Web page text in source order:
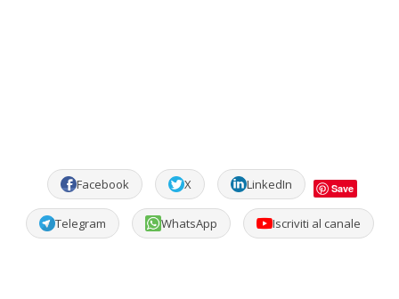
Facebook X LinkedIn Save
Telegram WhatsApp Iscriviti al canale